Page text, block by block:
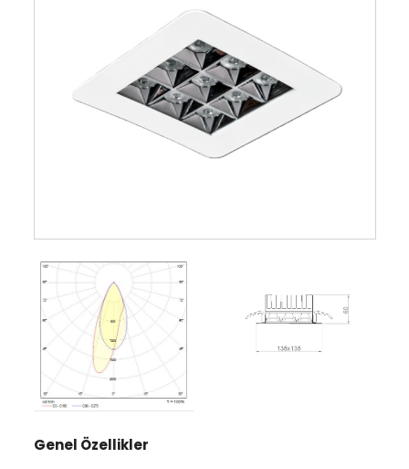
Genel Özellikler